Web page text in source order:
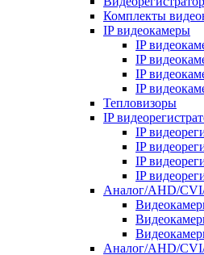
Комплекты
IP видеокамеры
IP
IP
IP
IP
Тепловизоры
IP
IP
IP
IP
IP
Аналог/AHD/
Аналог/AHD/